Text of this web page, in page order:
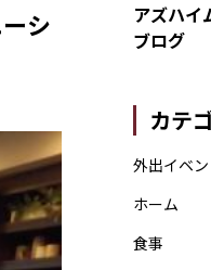
シ
アズハイ
ブログ
カテ
外出イベン
ホーム
食事